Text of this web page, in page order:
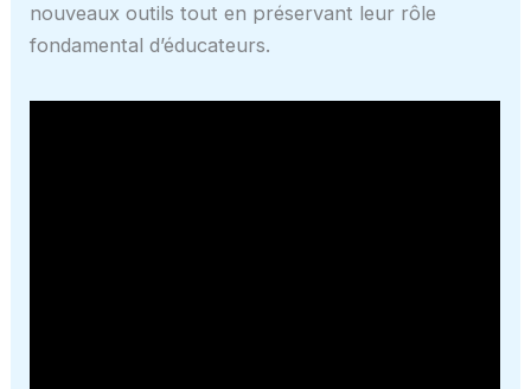
nouveaux outils tout en préservant leur rôle
fondamental d’éducateurs.